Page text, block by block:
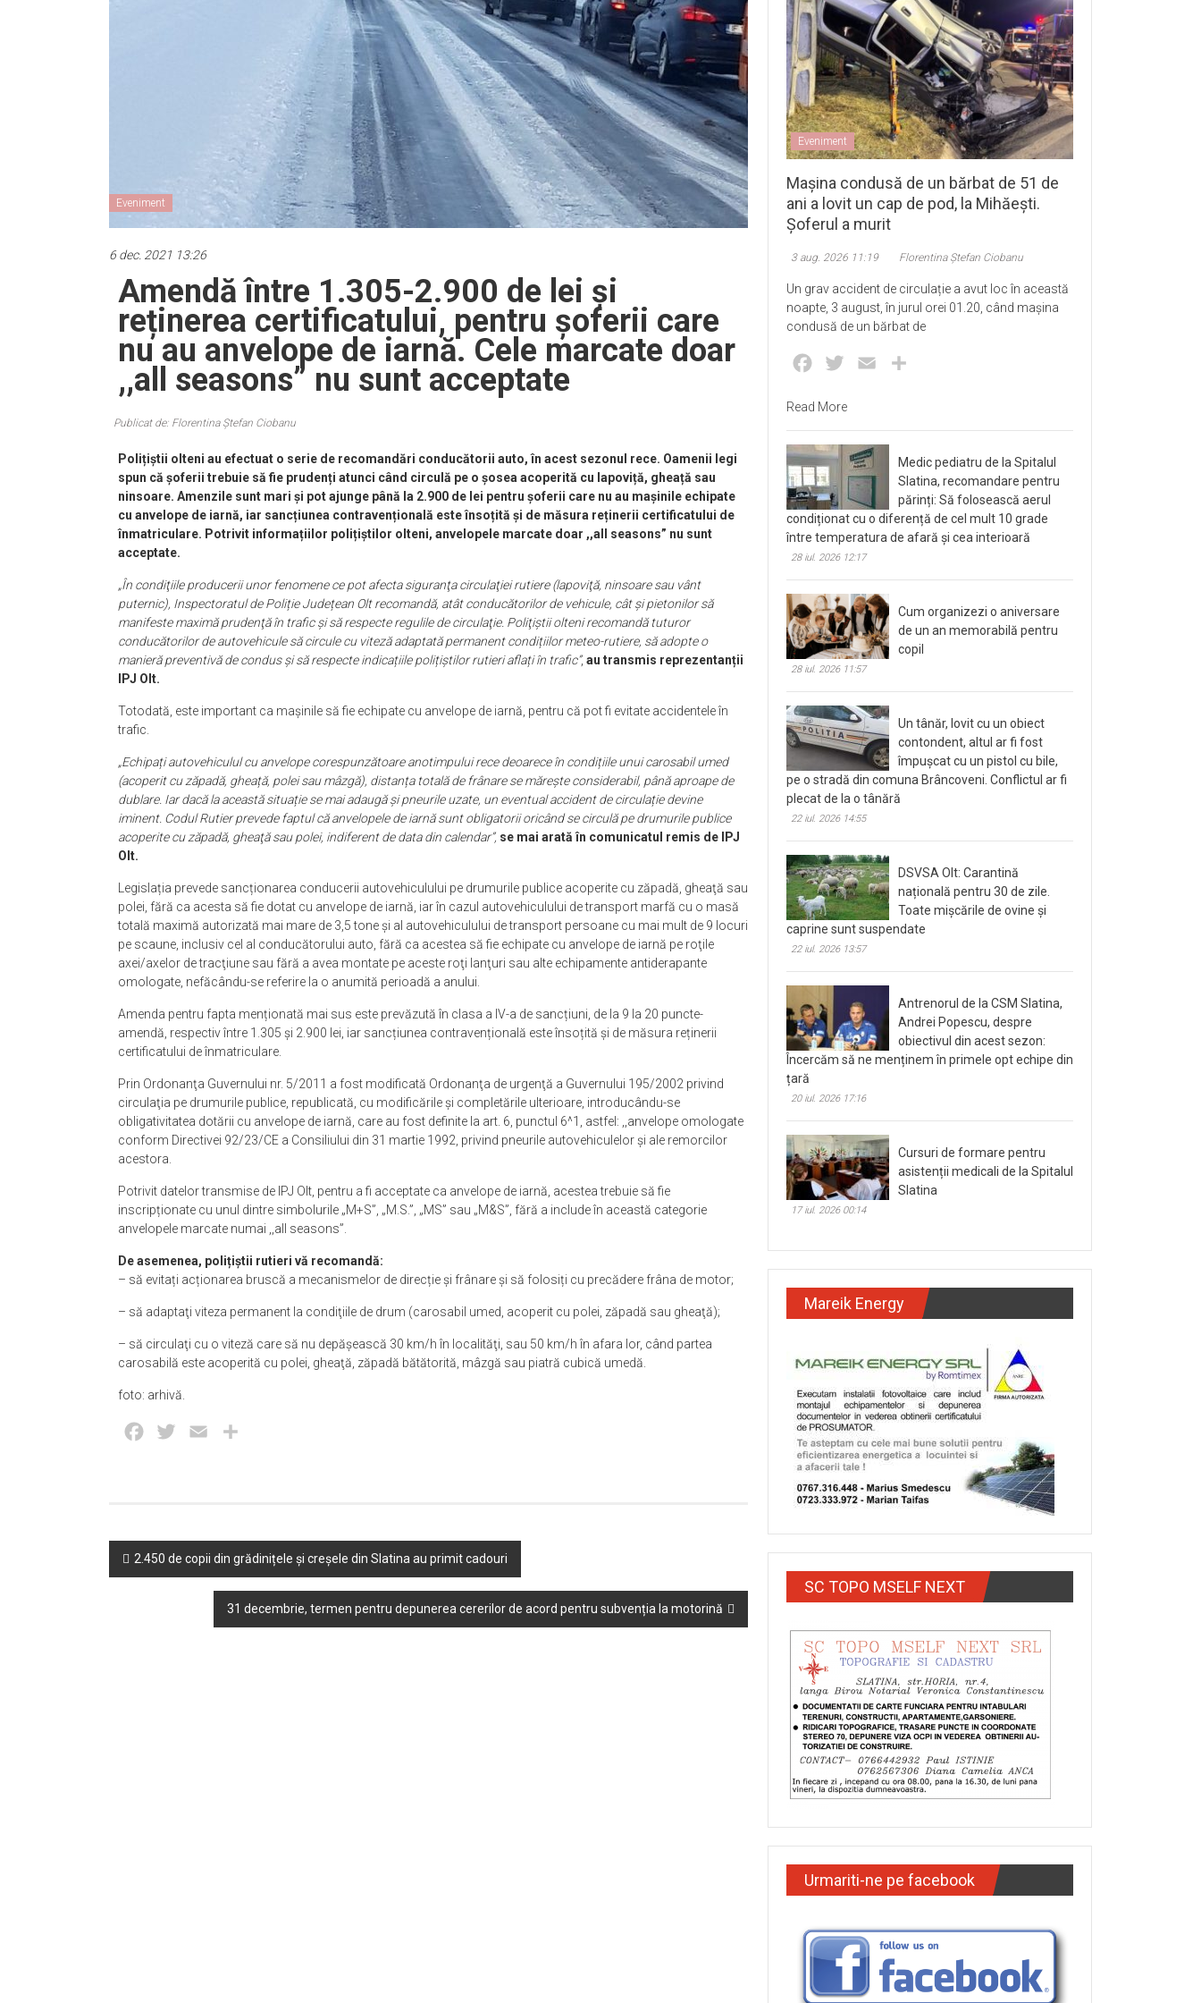
Eveniment
6 dec. 2021 13:26
Amendă între 1.305-2.900 de lei și
reținerea certificatului, pentru șoferii care
nu au anvelope de iarnă. Cele marcate doar
,,all seasons” nu sunt acceptate
Publicat de: Florentina Ștefan Ciobanu
Polițiștii olteni au efectuat o serie de recomandări conducătorii auto, în acest sezonul rece. Oamenii legi
spun că șoferii trebuie să fie prudenți atunci când circulă pe o șosea acoperită cu lapoviță, gheață sau
ninsoare. Amenzile sunt mari și pot ajunge până la 2.900 de lei pentru șoferii care nu au mașinile echipate
cu anvelope de iarnă, iar sancțiunea contravențională este însoțită și de măsura reținerii certificatului de
înmatriculare. Potrivit informațiilor polițiștilor olteni, anvelopele marcate doar ,,all seasons” nu sunt
acceptate.
„În condiţiile producerii unor fenomene ce pot afecta siguranţa circulaţiei rutiere (lapoviţă, ninsoare sau vânt
puternic), Inspectoratul de Poliție Județean Olt recomandă, atât conducătorilor de vehicule, cât şi pietonilor să
manifeste maximă prudenţă în trafic și să respecte regulile de circulaţie. Poliţiştii olteni recomandă tuturor
conducătorilor de autovehicule să circule cu viteză adaptată permanent condițiilor meteo-rutiere, să adopte o
manieră preventivă de condus și să respecte indicațiile polițiștilor rutieri aflați în trafic”, au transmis reprezentanții
IPJ Olt.
Totodată, este important ca mașinile să fie echipate cu anvelope de iarnă, pentru că pot fi evitate accidentele în
trafic.
„Echipați autovehiculul cu anvelope corespunzătoare anotimpului rece deoarece în condițiile unui carosabil umed
(acoperit cu zăpadă, gheață, polei sau mâzgă), distanța totală de frânare se mărește considerabil, până aproape de
dublare. Iar dacă la această situație se mai adaugă și pneurile uzate, un eventual accident de circulație devine
iminent. Codul Rutier prevede faptul că anvelopele de iarnă sunt obligatorii oricând se circulă pe drumurile publice
acoperite cu zăpadă, gheaţă sau polei, indiferent de data din calendar”, se mai arată în comunicatul remis de IPJ
Olt.
Legislația prevede sancționarea conducerii autovehiculului pe drumurile publice acoperite cu zăpadă, gheaţă sau
polei, fără ca acesta să fie dotat cu anvelope de iarnă, iar în cazul autovehiculului de transport marfă cu o masă
totală maximă autorizată mai mare de 3,5 tone şi al autovehiculului de transport persoane cu mai mult de 9 locuri
pe scaune, inclusiv cel al conducătorului auto, fără ca acestea să fie echipate cu anvelope de iarnă pe roţile
axei/axelor de tracţiune sau fără a avea montate pe aceste roţi lanţuri sau alte echipamente antiderapante
omologate, nefăcându-se referire la o anumită perioadă a anului.
Amenda pentru fapta menționată mai sus este prevăzută în clasa a IV-a de sancțiuni, de la 9 la 20 puncte-
amendă, respectiv între 1.305 și 2.900 lei, iar sancțiunea contravențională este însoțită și de măsura reținerii
certificatului de înmatriculare.
Prin Ordonanţa Guvernului nr. 5/2011 a fost modificată Ordonanţa de urgenţă a Guvernului 195/2002 privind
circulaţia pe drumurile publice, republicată, cu modificările şi completările ulterioare, introducându-se
obligativitatea dotării cu anvelope de iarnă, care au fost definite la art. 6, punctul 6^1, astfel: ,,anvelope omologate
conform Directivei 92/23/CE a Consiliului din 31 martie 1992, privind pneurile autovehiculelor şi ale remorcilor
acestora.
Potrivit datelor transmise de IPJ Olt, pentru a fi acceptate ca anvelope de iarnă, acestea trebuie să fie
inscripționate cu unul dintre simbolurile „M+S”, „M.S.”, „MS” sau „M&S”, fără a include în această categorie
anvelopele marcate numai ,,all seasons”.
De asemenea, polițiștii rutieri vă recomandă:
– să evitați acționarea bruscă a mecanismelor de direcție și frânare și să folosiți cu precădere frâna de motor;
– să adaptaţi viteza permanent la condiţiile de drum (carosabil umed, acoperit cu polei, zăpadă sau gheaţă);
– să circulaţi cu o viteză care să nu depăşească 30 km/h în localităţi, sau 50 km/h în afara lor, când partea
carosabilă este acoperită cu polei, gheaţă, zăpadă bătătorită, mâzgă sau piatră cubică umedă.
foto: arhivă.
Facebook
Twitter Email
Post
navigation
2.450 de copii din grădinițele și creșele din Slatina au primit cadouri
31 decembrie, termen pentru depunerea cererilor de acord pentru subvenția la motorină
Eveniment
Mașina condusă de un bărbat de 51 de
ani a lovit un cap de pod, la Mihăești.
Șoferul a murit
3 aug. 2026 11:19 Florentina Ștefan Ciobanu
Un grav accident de circulație a avut loc în această
noapte, 3 august, în jurul orei 01.20, când mașina
condusă de un bărbat de
Facebook
Twitter Email
Read More
Medic pediatru de la Spitalul
Slatina, recomandare pentru
părinți: Să folosească aerul
condiționat cu o diferență de cel mult 10 grade
între temperatura de afară și cea interioară
28 iul. 2026 12:17
Cum organizezi o aniversare
de un an memorabilă pentru
copil
28 iul. 2026 11:57
Un tânăr, lovit cu un obiect
contondent, altul ar fi fost
împușcat cu un pistol cu bile,
pe o stradă din comuna Brâncoveni. Conflictul ar fi
plecat de la o tânără
22 iul. 2026 14:55
DSVSA Olt: Carantină
națională pentru 30 de zile.
Toate mișcările de ovine și
caprine sunt suspendate
22 iul. 2026 13:57
Antrenorul de la CSM Slatina,
Andrei Popescu, despre
obiectivul din acest sezon:
Încercăm să ne menținem în primele opt echipe din
țară
20 iul. 2026 17:16
Cursuri de formare pentru
asistenții medicali de la Spitalul
Slatina
17 iul. 2026 00:14
Mareik Energy
SC TOPO MSELF NEXT
Urmariti-ne pe facebook